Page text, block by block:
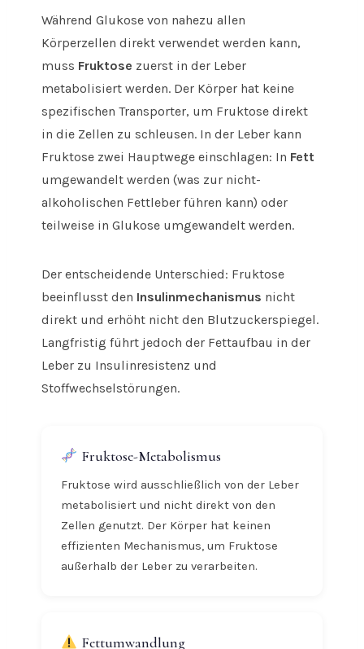
Während Glukose von nahezu allen
Körperzellen direkt verwendet werden kann,
muss Fruktose zuerst in der Leber
metabolisiert werden. Der Körper hat keine
spezifischen Transporter, um Fruktose direkt
in die Zellen zu schleusen. In der Leber kann
Fruktose zwei Hauptwege einschlagen: In Fett
umgewandelt werden (was zur nicht-
alkoholischen Fettleber führen kann) oder
teilweise in Glukose umgewandelt werden.
Der entscheidende Unterschied: Fruktose
beeinflusst den Insulinmechanismus nicht
direkt und erhöht nicht den Blutzuckerspiegel.
Langfristig führt jedoch der Fettaufbau in der
Leber zu Insulinresistenz und
Stoffwechselstörungen.
Fruktose-Metabolismus
Fruktose wird ausschließlich von der Leber
metabolisiert und nicht direkt von den
Zellen genutzt. Der Körper hat keinen
effizienten Mechanismus, um Fruktose
außerhalb der Leber zu verarbeiten.
Fettumwandlung